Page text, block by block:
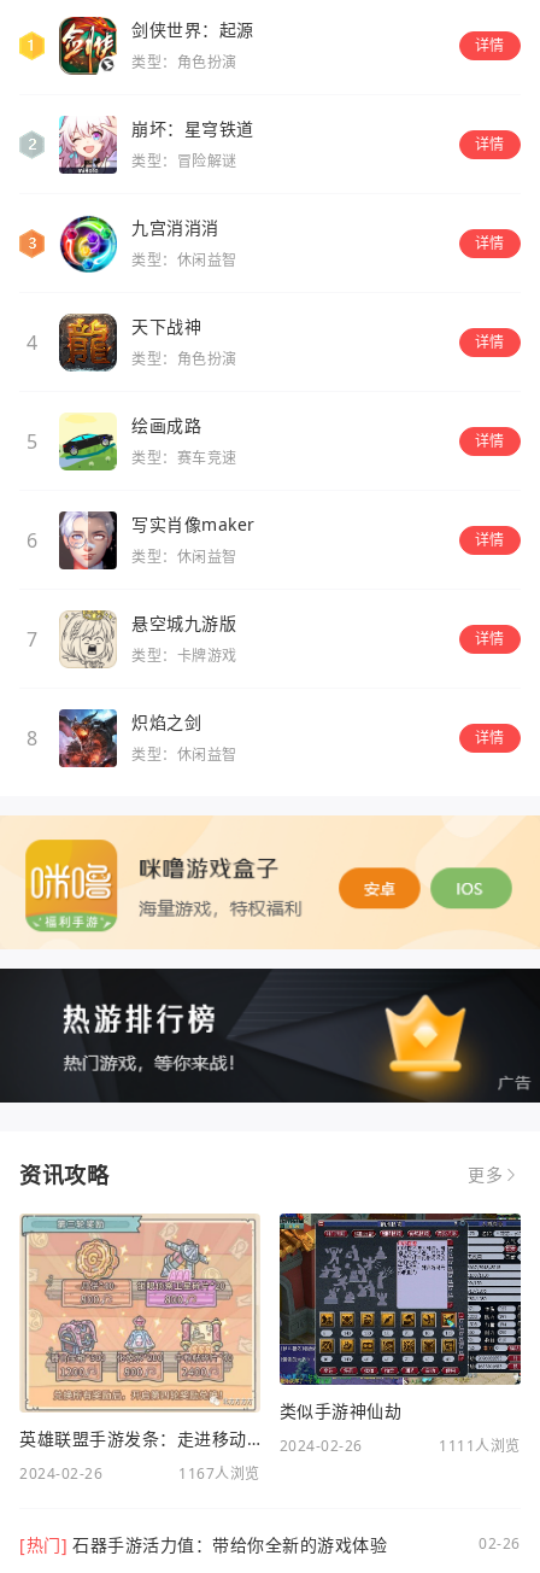
剑侠世界：起源
类型：角色扮演
详情
崩坏：星穹铁道
类型：冒险解谜
详情
九宫消消消
类型：休闲益智
详情
4
天下战神
类型：角色扮演
详情
5
绘画成路
类型：赛车竞速
详情
6
写实肖像maker
类型：休闲益智
详情
7
悬空城九游版
类型：卡牌游戏
详情
8
炽焰之剑
类型：休闲益智
详情
资讯攻略 更多
英雄联盟手游发条：走进移动电竞新时代
2024-02-26 1167人浏览
类似手游神仙劫
2024-02-26 1111人浏览
[热门] 石器手游活力值：带给你全新的游戏体验 02-26